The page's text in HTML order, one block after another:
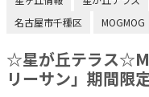
名古屋市千種区
MOGMOG
☆星が丘テラス
リーサン」期間限